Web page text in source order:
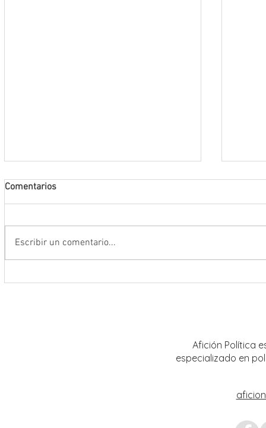
Comentarios
Escribir un comentario...
Afición Política
especializado en